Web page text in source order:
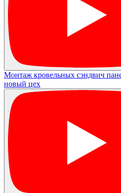
Монтаж кровельных сэндвич
новый цех